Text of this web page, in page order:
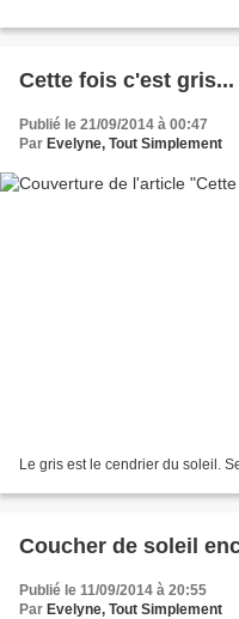
Cette fois c'est gris...
Publié le 21/09/2014 à 00:47
Par Evelyne, Tout Simplement
Le gris est le cendrier du soleil.
Coucher de soleil
Publié le 11/09/2014 à 20:55
Par Evelyne, Tout Simplement